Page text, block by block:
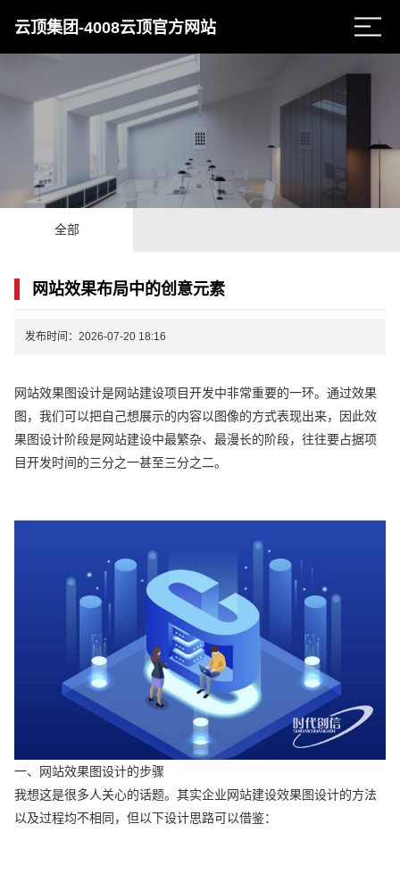
云顶集团-4008云顶官方网站
全部
网站效果布局中的创意元素
发布时间：2026-07-20 18:16
网站效果图设计是网站建设项目开发中非常重要的一环。通过效果
图，我们可以把自己想展示的内容以图像的方式表现出来，因此效
果图设计阶段是网站建设中最繁杂、最漫长的阶段，往往要占据项
目开发时间的三分之一甚至三分之二。
一、网站效果图设计的步骤
我想这是很多人关心的话题。其实企业网站建设效果图设计的方法
以及过程均不相同，但以下设计思路可以借鉴：